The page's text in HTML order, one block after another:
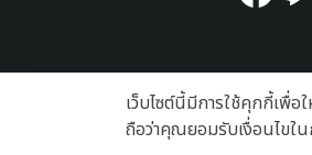
เว็บไซต์นี้มีการใช้คุกกี้เพื่อ
ถือว่าคุณยอมรับเงื่อนไขใ